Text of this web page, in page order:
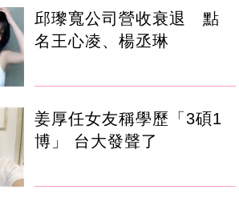
邱瓈寬公司營收衰退 點
名王心凌、楊丞琳
姜厚任女友稱學歷「3碩1
博」 台大發聲了